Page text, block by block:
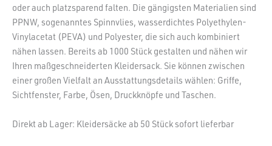
oder auch platzsparend falten. Die gängigsten Materialien sind
PPNW, sogenanntes Spinnvlies, wasserdichtes Polyethylen-
Vinylacetat (PEVA) und Polyester, die sich auch kombiniert
nähen lassen. Bereits ab 1000 Stück gestalten und nähen wir
Ihren maßgeschneiderten Kleidersack. Sie können zwischen
einer großen Vielfalt an Ausstattungsdetails wählen: Griffe,
Sichtfenster, Farbe, Ösen, Druckknöpfe und Taschen.
Direkt ab Lager: Kleidersäcke ab 50 Stück sofort lieferbar